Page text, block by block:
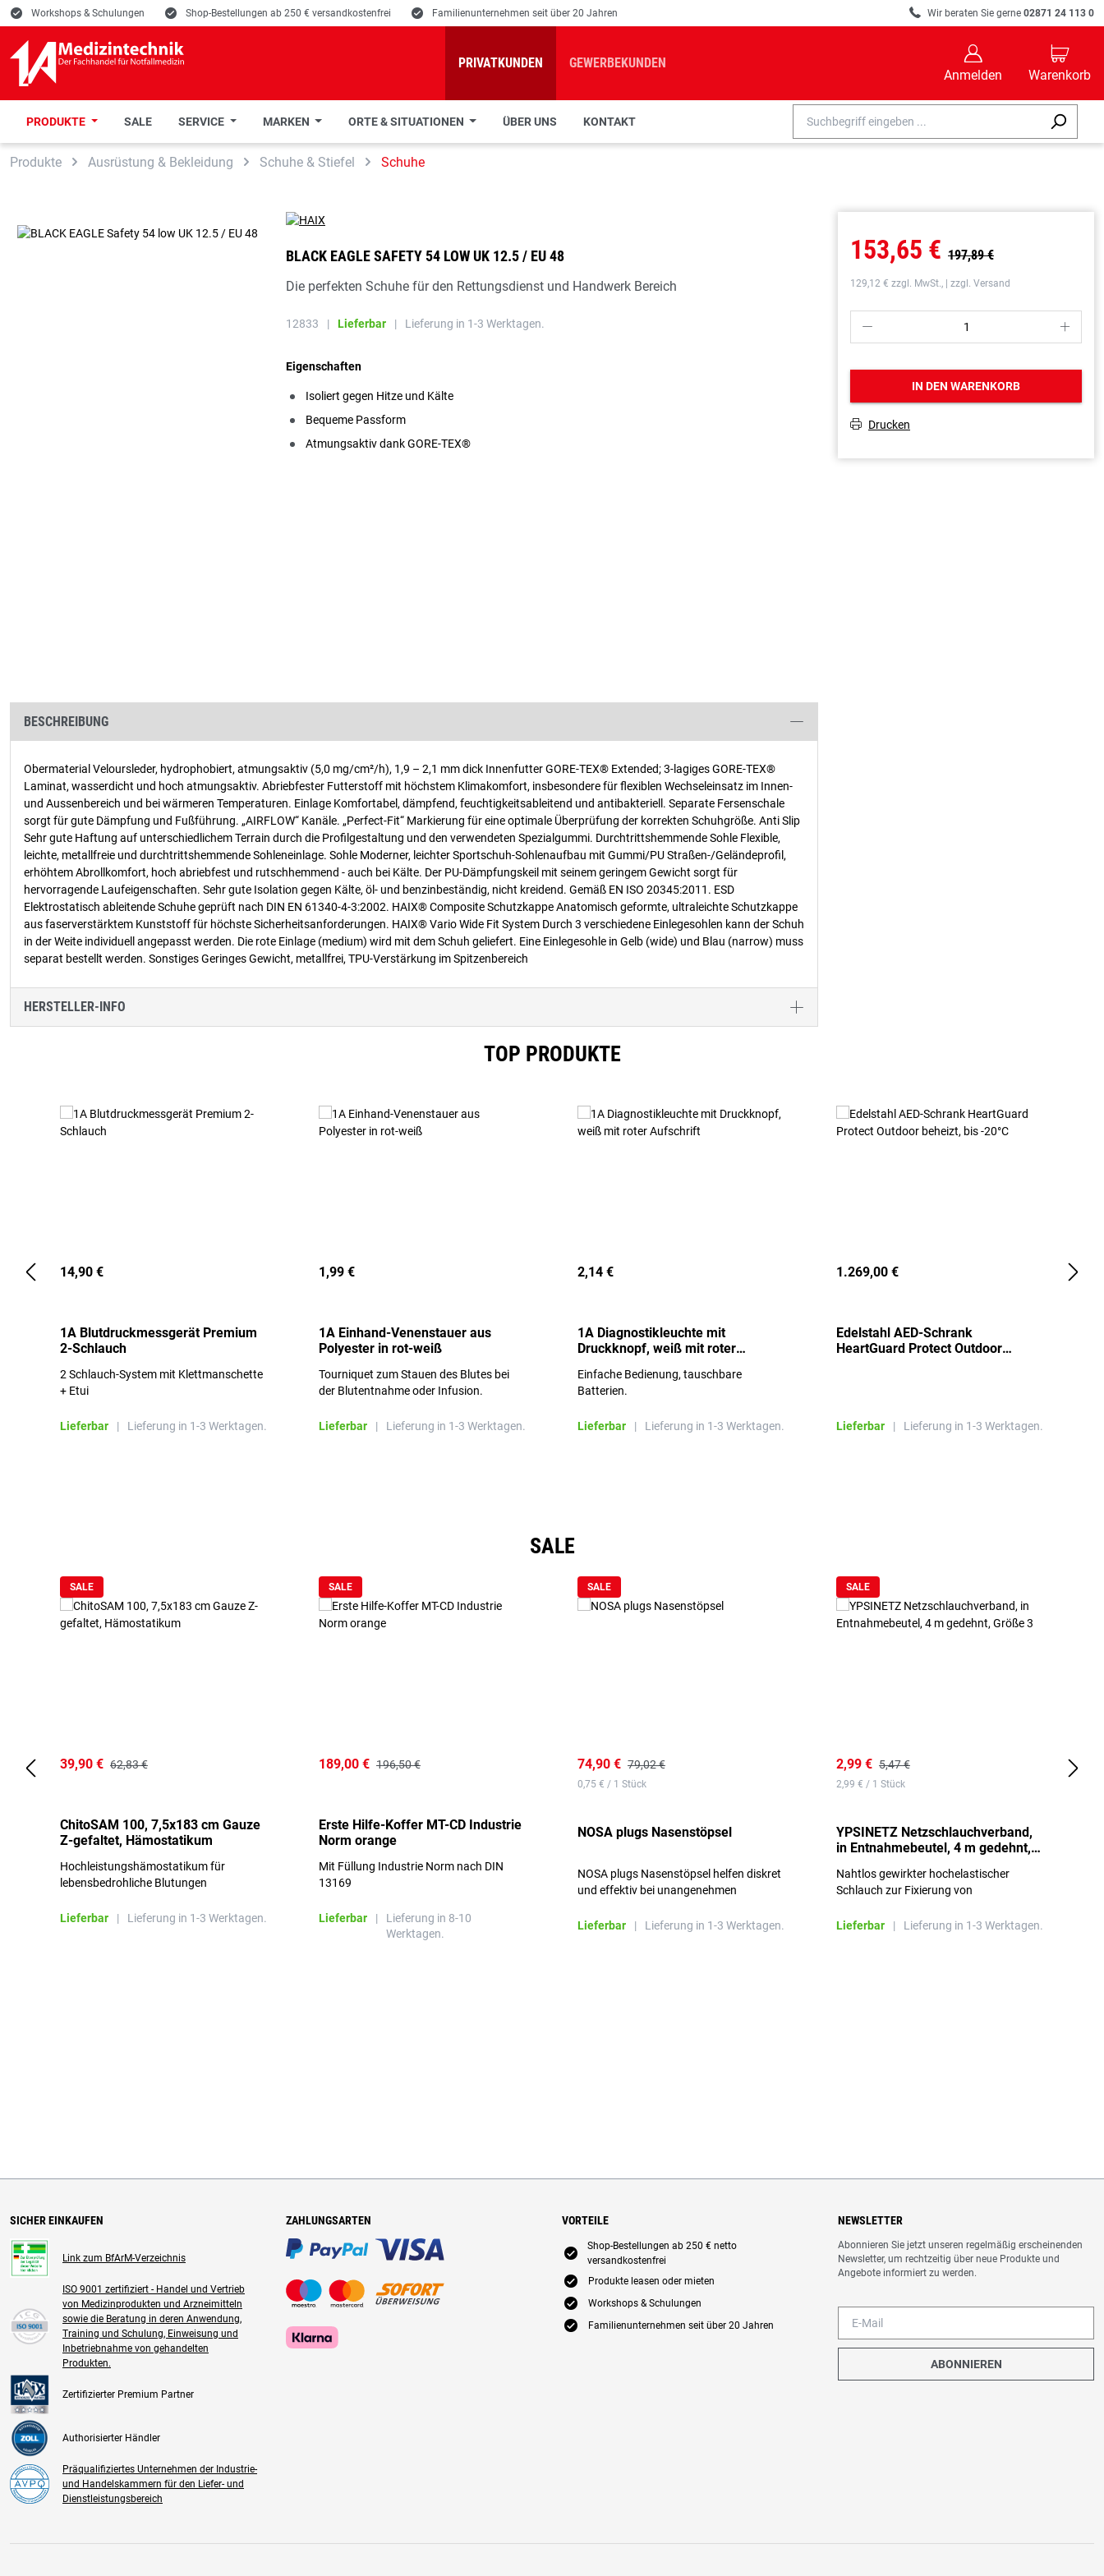
Zur Suche springen
Zur Hauptnavigation springen
E Workshops & Schulungen E Shop-Bestellungen ab 250 € versandkostenfrei E Familienunternehmen seit über 20 Jahren R Wir beraten Sie gerne 02871 24 113 0
PRIVATKUNDEN GEWERBEKUNDEN
B
Anmelden
C
Warenkorb
PRODUKTE SALE SERVICE MARKEN ORTE & SITUATIONEN ÜBER UNS KONTAKT
Produkte Ausrüstung & Bekleidung Schuhe & Stiefel Schuhe
BLACK EAGLE SAFETY 54 LOW UK 12.5 / EU 48
Die perfekten Schuhe für den Rettungsdienst und Handwerk Bereich
12833 | Lieferbar | Lieferung in 1-3 Werktagen.
Eigenschaften
Isoliert gegen Hitze und Kälte
Bequeme Passform
Atmungsaktiv dank GORE-TEX®
BESCHREIBUNG
Obermaterial Veloursleder, hydrophobiert, atmungsaktiv (5,0 mg/cm²/h), 1,9 – 2,1 mm dick Innenfutter GORE-TEX® Extended; 3-lagiges GORE-TEX®
Laminat, wasserdicht und hoch atmungsaktiv. Abriebfester Futterstoff mit höchstem Klimakomfort, insbesondere für flexiblen Wechseleinsatz im Innen-
und Aussenbereich und bei wärmeren Temperaturen. Einlage Komfortabel, dämpfend, feuchtigkeitsableitend und antibakteriell. Separate Fersenschale
sorgt für gute Dämpfung und Fußführung. „AIRFLOW“ Kanäle. „Perfect-Fit“ Markierung für eine optimale Überprüfung der korrekten Schuhgröße. Anti Slip
Sehr gute Haftung auf unterschiedlichem Terrain durch die Profilgestaltung und den verwendeten Spezialgummi. Durchtrittshemmende Sohle Flexible,
leichte, metallfreie und durchtrittshemmende Sohleneinlage. Sohle Moderner, leichter Sportschuh-Sohlenaufbau mit Gummi/PU Straßen-/Geländeprofil,
erhöhtem Abrollkomfort, hoch abriebfest und rutschhemmend - auch bei Kälte. Der PU-Dämpfungskeil mit seinem geringem Gewicht sorgt für
hervorragende Laufeigenschaften. Sehr gute Isolation gegen Kälte, öl- und benzinbeständig, nicht kreidend. Gemäß EN ISO 20345:2011. ESD
Elektrostatisch ableitende Schuhe geprüft nach DIN EN 61340-4-3:2002. HAIX® Composite Schutzkappe Anatomisch geformte, ultraleichte Schutzkappe
aus faserverstärktem Kunststoff für höchste Sicherheitsanforderungen. HAIX® Vario Wide Fit System Durch 3 verschiedene Einlegesohlen kann der Schuh
in der Weite individuell angepasst werden. Die rote Einlage (medium) wird mit dem Schuh geliefert. Eine Einlegesohle in Gelb (wide) und Blau (narrow) muss
separat bestellt werden. Sonstiges Geringes Gewicht, metallfrei, TPU-Verstärkung im Spitzenbereich
HERSTELLER-INFO
153,65 € 197,89 €
129,12 € zzgl. MwSt., | zzgl. Versand
P S
IN DEN WARENKORB
T Drucken
TOP PRODUKTE
14,90 €
1A Blutdruckmessgerät Premium
2-Schlauch
2 Schlauch-System mit Klettmanschette
+ Etui
Lieferbar | Lieferung in 1-3 Werktagen.
1,99 €
1A Einhand-Venenstauer aus
Polyester in rot-weiß
Tourniquet zum Stauen des Blutes bei
der Blutentnahme oder Infusion.
Lieferbar | Lieferung in 1-3 Werktagen.
2,14 €
1A Diagnostikleuchte mit
Druckknopf, weiß mit roter
Einfache Bedienung, tauschbare
Batterien.
Lieferbar | Lieferung in 1-3 Werktagen.
1.269,00 €
Edelstahl AED-Schrank
HeartGuard Protect Outdoor
Lieferbar | Lieferung in 1-3 Werktagen.
SALE
SALE
39,90 € 62,83 €
ChitoSAM 100, 7,5x183 cm Gauze
Z-gefaltet, Hämostatikum
Hochleistungshämostatikum für
lebensbedrohliche Blutungen
Lieferbar | Lieferung in 1-3 Werktagen.
SALE
189,00 € 196,50 €
Erste Hilfe-Koffer MT-CD Industrie
Norm orange
Mit Füllung Industrie Norm nach DIN
13169
Lieferbar |
Lieferung in 8-10
Werktagen.
SALE
74,90 € 79,02 €
0,75 € / 1 Stück
NOSA plugs Nasenstöpsel
NOSA plugs Nasenstöpsel helfen diskret
und effektiv bei unangenehmen
beeinträchtigen.
Lieferbar | Lieferung in 1-3 Werktagen.
SALE
2,99 € 5,47 €
2,99 € / 1 Stück
YPSINETZ Netzschlauchverband,
in Entnahmebeutel, 4 m gedehnt,
Nahtlos gewirkter hochelastischer
Schlauch zur Fixierung von
Lieferbar
| Lieferung in 1-3 Werktagen.
SICHER EINKAUFEN
Link zum BfArM-Verzeichnis
ISO 9001 zertifiziert - Handel und Vertrieb
von Medizinprodukten und Arzneimitteln
sowie die Beratung in deren Anwendung,
Training und Schulung, Einweisung und
Inbetriebnahme von gehandelten
Produkten.
Zertifizierter Premium Partner
Authorisierter Händler
Präqualifiziertes Unternehmen der Industrie-
und Handelskammern für den Liefer- und
Dienstleistungsbereich
ZAHLUNGSARTEN VORTEILE
E
Shop-Bestellungen ab 250 € netto
versandkostenfrei
E Produkte leasen oder mieten
E Workshops & Schulungen
E Familienunternehmen seit über 20 Jahren
NEWSLETTER
Abonnieren Sie jetzt unseren regelmäßig erscheinenden
Newsletter, um rechtzeitig über neue Produkte und
Angebote informiert zu werden.
ABONNIEREN